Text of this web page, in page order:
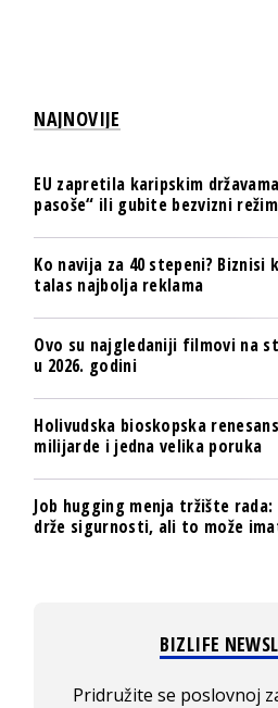
NAJNOVIJE
EU zapretila karipskim
pasoše“ ili gubite bezvizni režim
Ko navija za 40 stepeni?
talas najbolja reklama
Ovo su najgledaniji filmovi na
u 2026. godini
Holivudska bioskopska
milijarde i jedna velika poruka
Job hugging menja tržište rada:
drže sigurnosti, ali to može
BIZLIFE
Pridružite se poslovnoj